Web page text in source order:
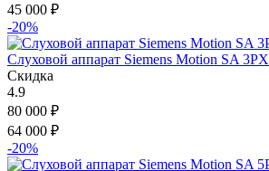
45 000 ₽
-20%
Слуховой аппарат Siemens Motion SA 3PX
Скидка
4.9
80 000 ₽
64 000 ₽
-20%